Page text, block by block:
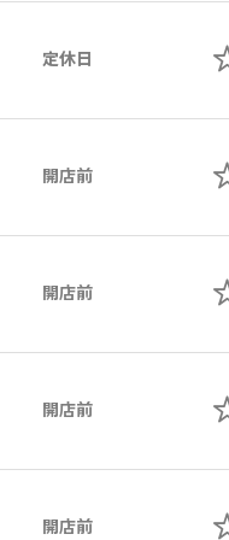
定休日
開店前
開店前
開店前
開店前